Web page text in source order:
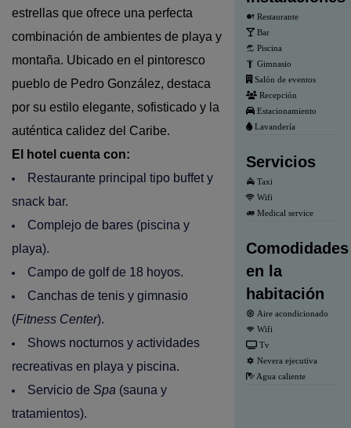
estrellas que ofrece una perfecta
combinación de ambientes de playa y
montaña. Ubicado en el pintoresco
pueblo de Pedro González, destaca
por su estilo elegante, sofisticado y la
auténtica calidez del Caribe.
El hotel cuenta con:
Restaurante principal tipo buffet y
snack bar.
Complejo de bares (piscina y
playa).
Campo de golf de 18 hoyos.
Canchas de tenis y gimnasio
(Fitness Center).
Shows nocturnos y actividades
recreativas en playa y piscina.
Servicio de Spa (sauna y
tratamientos).
Restaurante
Bar
Piscina
Gimnasio
Salón de eventos
Recepción
Estacionamiento
Lavandería
Servicios
Taxi
Wifi
Medical service
Comodidades
en la
habitación
Aire acondicionado
Wifi
Tv
Nevera ejecutiva
Agua caliente